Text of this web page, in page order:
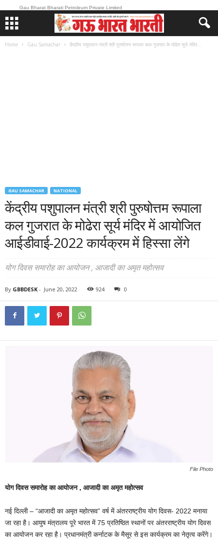
Gau Bharat Bharati Petroleum Private Limited
Home Gau Samachar केंद्रीय पशुपालन मंत्री श्री पुरुषोत्तम रूपाला कल गुजरात के मोढेरा सूर्य मंदिर...
GAU SAMACHAR NATIONAL
केंद्रीय पशुपालन मंत्री श्री पुरुषोत्तम रूपाला
कल गुजरात के मोढेरा सूर्य मंदिर में आयोजित
आईडीवाई-2022 कार्यक्रम में हिस्सा लेंगे
योग दिवस समारोह का आयोजन , आजादी का अमृत महोत्सव
By GBBDESK - June 20, 2022 924 0
File Photo
योग दिवस समारोह का आयोजन , आजादी का अमृत महोत्सव
नई दिल्ली – “आजादी का अमृत महोत्सव” वर्ष में अंतरराष्ट्रीय योग दिवस- 2022 मनाया
जा रहा है। आयुष मंत्रालय पूरे भारत में 75 प्रतिष्ठित स्थानों पर अंतरराष्ट्रीय योग दिवस
का आयोजन कर रहा है। प्रधानमंत्री कर्नाटक के मैसूर से इस कार्यक्रम का नेतृत्व करेंगे।